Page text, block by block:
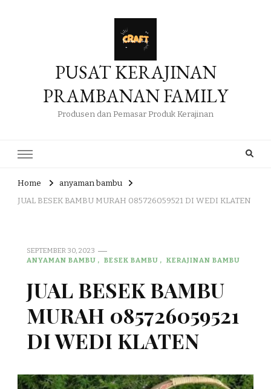
PUSAT KERAJINAN
PRAMBANAN FAMILY
Produsen dan Pemasar Produk Kerajinan
Home
anyaman bambu
JUAL BESEK BAMBU MURAH 085726059521 DI WEDI KLATEN
SEPTEMBER 30, 2023
ANYAMAN BAMBU
BESEK BAMBU KERAJINAN BAMBU
JUAL BESEK BAMBU
MURAH 085726059521
DI WEDI KLATEN